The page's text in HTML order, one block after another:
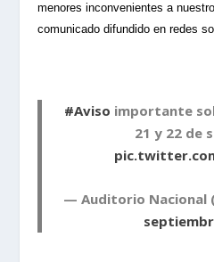
menores inconvenientes a
comunicado difundido en redes
#Aviso importante
21 y 22 de
— Auditorio Nacional